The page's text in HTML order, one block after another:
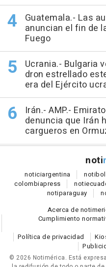
Guatemala.- Las
anuncian el fin de
Fuego
Ucrania.- Bulgaria
dron estrellado
era del Ejército
Irán.- AMP.-
denuncia que Irán
cargueros en
noti
noticiargentina noti
colombiapress noti
notiparaguay
Acerca de
Cumplimiento
Política de privacidad
© 2026 Notimérica. Está